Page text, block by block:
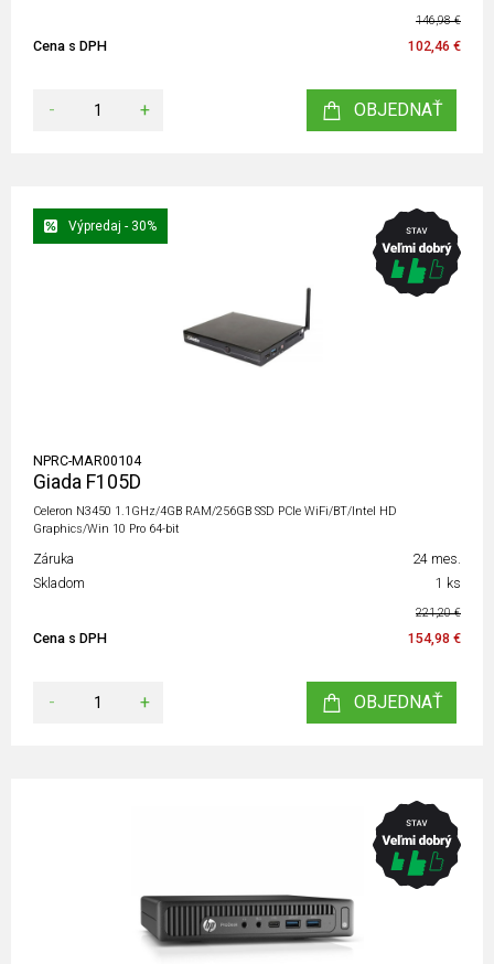
146,98 €
Cena s DPH 102,46 €
- + OBJEDNAŤ
Výpredaj - 30%
NPRC-MAR00104
Giada F105D
Celeron N3450 1.1GHz/4GB RAM/256GB SSD PCIe WiFi/BT/Intel HD
Graphics/Win 10 Pro 64-bit
Záruka
24 mes.
Skladom
1 ks
221,20 €
Cena s DPH 154,98 €
- + OBJEDNAŤ